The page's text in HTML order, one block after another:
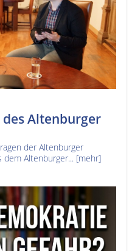
Altenburger
der Altenburger
dem Altenburger... [mehr]